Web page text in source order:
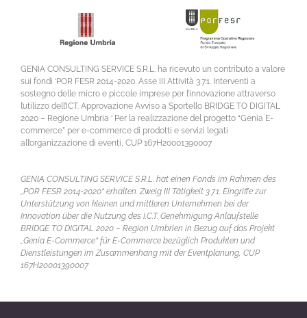
GENIA CONSULTING SERVICE S.R.L. ha ricevuto un contributo a valore
sui fondi ‘POR FESR 2014-2020. Asse III Attività 3.7.1. Interventi a
sostegno delle micro e piccole imprese per l’innovazione attraverso
l’utilizzo dell’ICT. Approvazione Avviso a Sportello BRIDGE TO DIGITAL
2020 – Regione Umbria ‘ Per la realizzazione del progetto “Genia E-
commerce” per e-commerce di prodotti e servizi legati
all’organizzazione di eventi, CUP 167H20001390007
GENIA CONSULTING SERVICE S.R.L. hat einen Fonds im Rahmen des
„POR FESR 2014-2020“ erhalten. Zweig III Tätigkeit 3.7.1. Eingriffe zur
Unterstützung von kleinen und mittleren Unternehmen bei der
Innovation über die Nutzung des I.C.T. Genehmigung Anlaufstelle
BRIDGE TO DIGITAL 2020 – Region Umbrien in Bezug auf das Projekt
„Genia E-Commerce“ für E-Commerce bezüglich Produkten und
Dienstleistungen im Zusammenhang mit der Eventplanung, CUP
167H20001390007